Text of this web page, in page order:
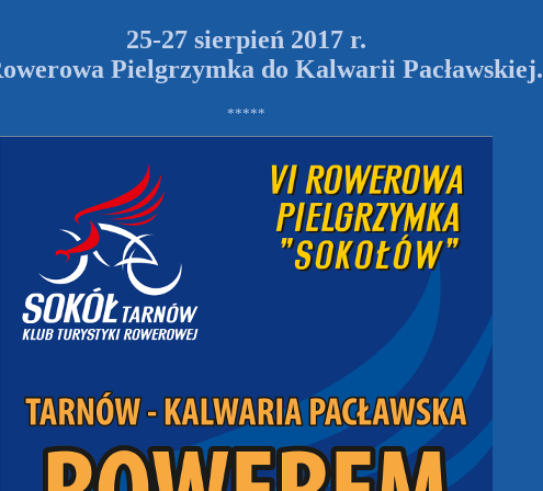
25-27 sierpień 2017 r.
Pielgrzymka do Kalwarii Pacławskiej.
*****